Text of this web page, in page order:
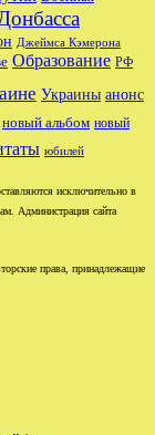
Джеймса Кэмерона
Образование РФ
Украины анонс
новый альбом новый
юбилей
исключительно в
Администрация сайта
права, принадлежащие